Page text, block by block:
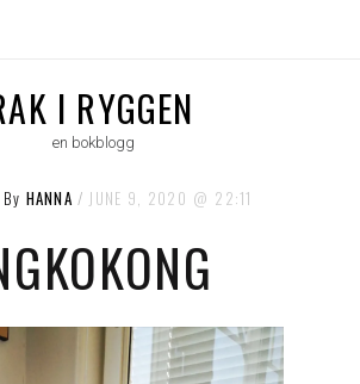
I RYGGEN
en bokblogg
By HANNA JUNE 9, 2020 22:11